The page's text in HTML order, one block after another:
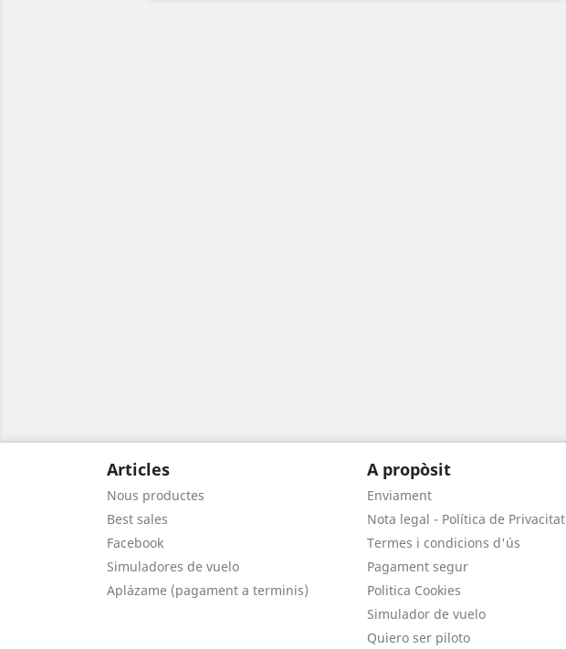
Articles
Nous productes
Best sales
Facebook
Simuladores de vuelo
Aplázame (pagament a terminis)
A propòsit
Enviament
Nota legal - Política de Privacitat
Termes i condicions d'ús
Pagament segur
Politica Cookies
Simulador de vuelo
Quiero ser piloto